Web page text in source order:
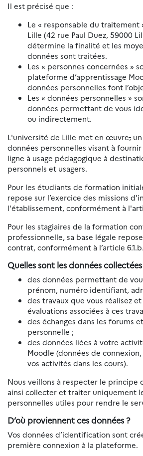
Il est précisé que :
Le « responsable du traitement
Lille (42 rue Paul Duez, 59000
détermine la finalité et les
données sont traitées.
Les « personnes concernées »
plateforme d’apprentissage
données personnelles font
Les « données personnelles »
données permettant de vous
ou indirectement.
L'université de Lille met en œuvre,
données personnelles visant à
ligne à usage pédagogique à
personnels et usagers.
Pour les étudiants de formation
repose sur l’exercice des missions
l'établissement, conformément à
Pour les stagiaires de la formation
professionnelle, sa base légale
contrat, conformément à l’article
Quelles sont les données collectées
des données permettant de
prénom, numéro identifiant,
des travaux que vous réalisez
évaluations associées à ces
des échanges dans les forums
personnelle ;
des données liées à votre
Moodle (données de
vos activités dans les cours).
Nous veillons à respecter le principe
ainsi collecter et traiter uniquement
personnelles utiles pour rendre le
D’où proviennent ces données ?
Vos données d’identification sont
première connexion à la plateforme.